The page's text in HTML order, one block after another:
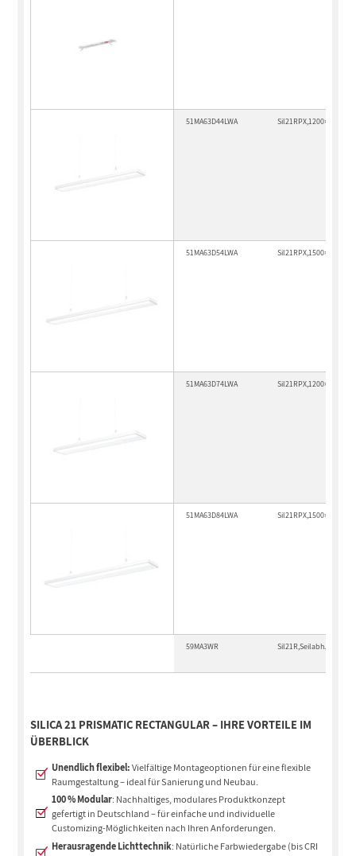
51MA63D44LWA
51MA63D54LWA
51MA63D74LWA
51MA63D84LWA
59MA3WR
SILICA 21 PRISMATIC RECTANGULAR – IHRE VORTEILE IM
ÜBERBLICK
Unendlich flexibel:Vielfältige Montageoptionen für eine flexible
Raumgestaltung – ideal für Sanierung und Neubau.
100 % Modular: Nachhaltiges, modulares Produktkonzept
gefertigt in Deutschland – für einfache und individuelle
Customizing-Möglichkeiten nach Ihren Anforderungen.
Herausragende Lichttechnik: Natürliche Farbwiedergabe (bis CRI